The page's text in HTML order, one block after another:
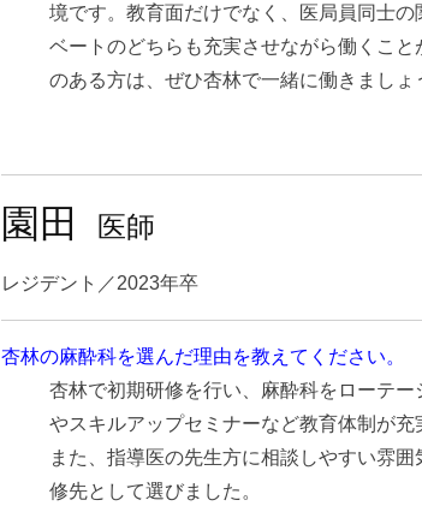
境です。教育面だけでなく、医局員同士の
ベートのどちらも充実させながら働くこ
のある方は、ぜひ杏林で一緒に働きましょ
園田 医師
レジデント／2023年卒
杏林の麻酔科を選んだ理由を教えてください。
杏林で初期研修を行い、麻酔科をローテー
やスキルアップセミナーなど教育体制が充
また、指導医の先生方に相談しやすい雰
修先として選びました。